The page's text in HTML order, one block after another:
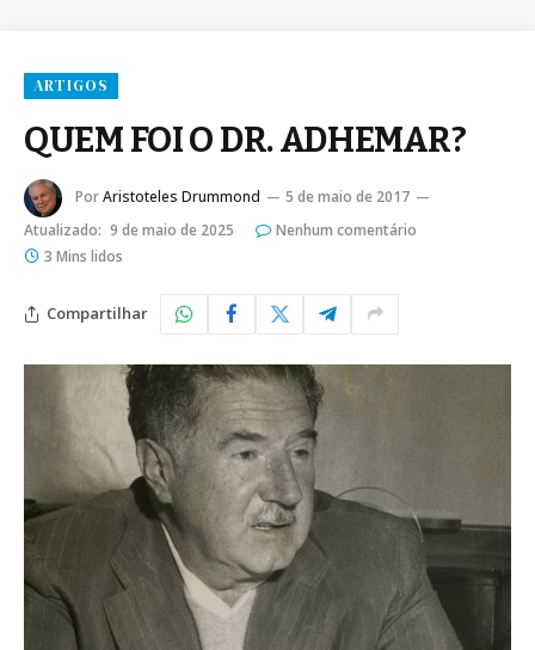
ARTIGOS
QUEM FOI O DR. ADHEMAR?
PorAristoteles Drummond
5 de maio de 2017
Atualizado: 9 de maio de 2025
Nenhum comentário
3 Mins lidos
Compartilhar